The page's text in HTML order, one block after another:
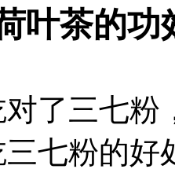
叶茶的
了三七粉
七粉的好